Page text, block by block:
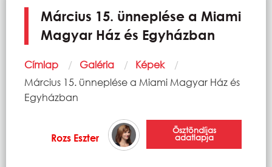
Március 15. ünneplése a Miami
Magyar Ház és Egyházban
Morzsa
Címlap Galéria
Képek
Current:
Március 15. ünneplése a Miami Magyar Ház és
Egyházban
Rozs Eszter
Ösztöndíjas
adatlapja